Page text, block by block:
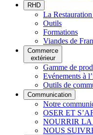
RHD
La
Outils
Formations
Viandes de
Commerce
extérieur
Gamme de
Evénements à
Outils de
Communication
Notre
OSER ET
NOURRIR
NOUS